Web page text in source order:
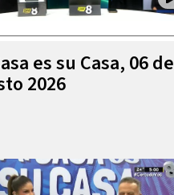
es su Casa, 06 de
2026